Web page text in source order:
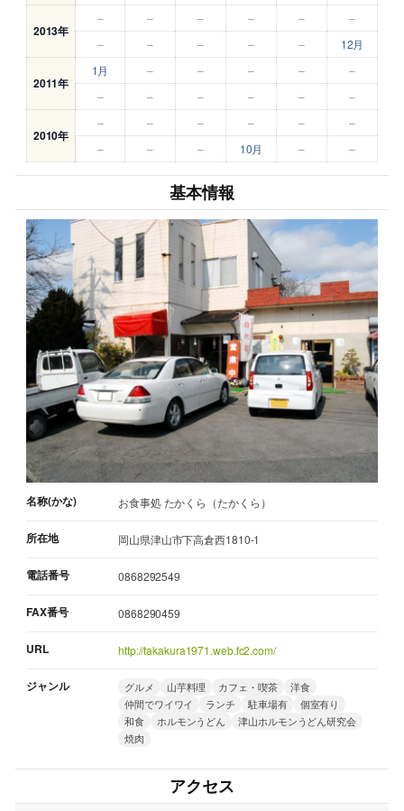
2013年
– – – – –
–
–
– – – – 12月
2011年
1月 – – – –
–
–
– – – – –
2010年
– – – – –
–
–
– – 10月 – –
基本情報
名称(かな) お食事処 たかくら（たかくら）
所在地 岡山県津山市下高倉西1810-1
電話番号 0868292549
FAX番号 0868290459
URL http://takakura1971.web.fc2.com/
ジャンル グルメ 山芋料理 カフェ・喫茶
洋食
仲間でワイワイ
ランチ 駐車場有
個室有り
和食
ホルモンうどん
津山ホルモンうどん研究会
焼肉
アクセス